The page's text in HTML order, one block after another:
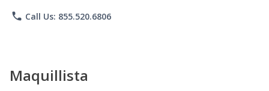
phone Call Us: 855.520.6806
Maquillista